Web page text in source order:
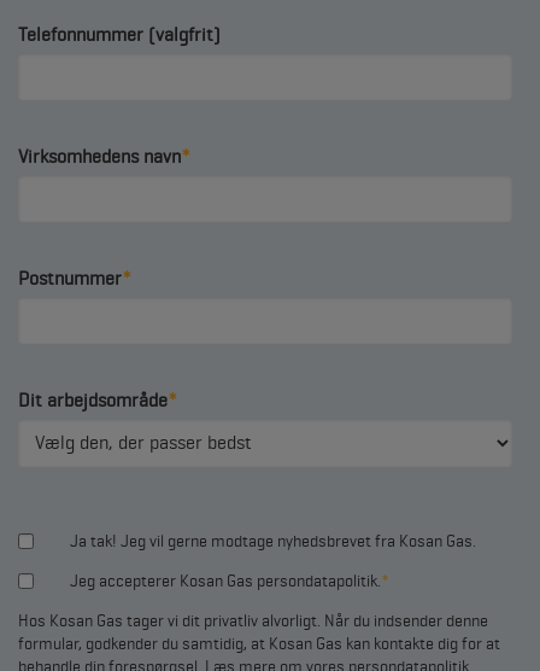
Telefonnummer (valgfrit)
Virksomhedens navn*
Postnummer*
Dit arbejdsområde*
Ja tak! Jeg vil gerne modtage nyhedsbrevet fra Kosan Gas.
Jeg accepterer Kosan Gas persondatapolitik.*
Hos Kosan Gas tager vi dit privatliv alvorligt. Når du indsender denne
formular, godkender du samtidig, at Kosan Gas kan kontakte dig for at
behandle din forespørgsel.
Læs mere om vores persondatapolitik